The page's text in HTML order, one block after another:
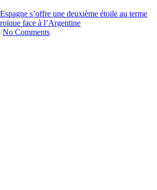
s’offre une deuxième étoile au terme
face à l’Argentine
No Comments